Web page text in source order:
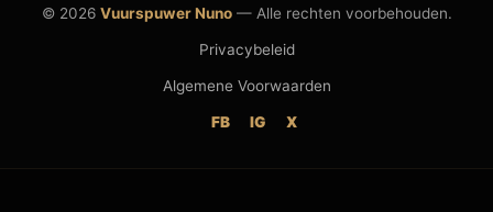
© 2026 Vuurspuwer Nuno— Alle rechten voorbehouden.
Privacybeleid
Algemene Voorwaarden
FB IG X